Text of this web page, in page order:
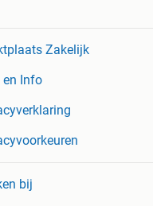
Zakelijk
en Info
bij